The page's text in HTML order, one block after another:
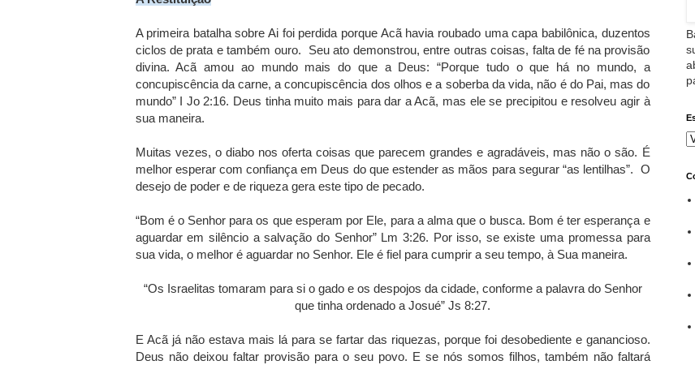
A primeira batalha sobre Ai foi perdida porque Acã havia roubado uma capa babilônica, duzentos
ciclos de prata e também ouro. Seu ato demonstrou, entre outras coisas, falta de fé na provisão
divina. Acã amou ao mundo mais do que a Deus: “Porque tudo o que há no mundo, a
concupiscência da carne, a concupiscência dos olhos e a soberba da vida, não é do Pai, mas do
mundo” I Jo 2:16. Deus tinha muito mais para dar a Acã, mas ele se precipitou e resolveu agir à
sua maneira.
Muitas vezes, o diabo nos oferta coisas que parecem grandes e agradáveis, mas não o são. É
melhor esperar com confiança em Deus do que estender as mãos para segurar “as lentilhas”. O
desejo de poder e de riqueza gera este tipo de pecado.
“Bom é o Senhor para os que esperam por Ele, para a alma que o busca. Bom é ter esperança e
aguardar em silêncio a salvação do Senhor” Lm 3:26. Por isso, se existe uma promessa para
sua vida, o melhor é aguardar no Senhor. Ele é fiel para cumprir a seu tempo, à Sua maneira.
“Os Israelitas tomaram para si o gado e os despojos da cidade, conforme a palavra do Senhor
que tinha ordenado a Josué” Js 8:27.
E Acã já não estava mais lá para se fartar das riquezas, porque foi desobediente e ganancioso.
Deus não deixou faltar provisão para o seu povo. E se nós somos filhos, também não faltará